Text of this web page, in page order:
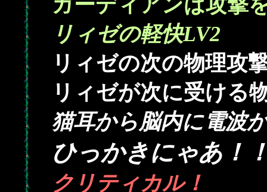
ガーディアンは攻撃
リィゼの軽快LV2
リィゼの次の物理攻
リィゼが次に受ける
猫耳から脳内に電波
ひっかきにゃあ！
クリティカル！